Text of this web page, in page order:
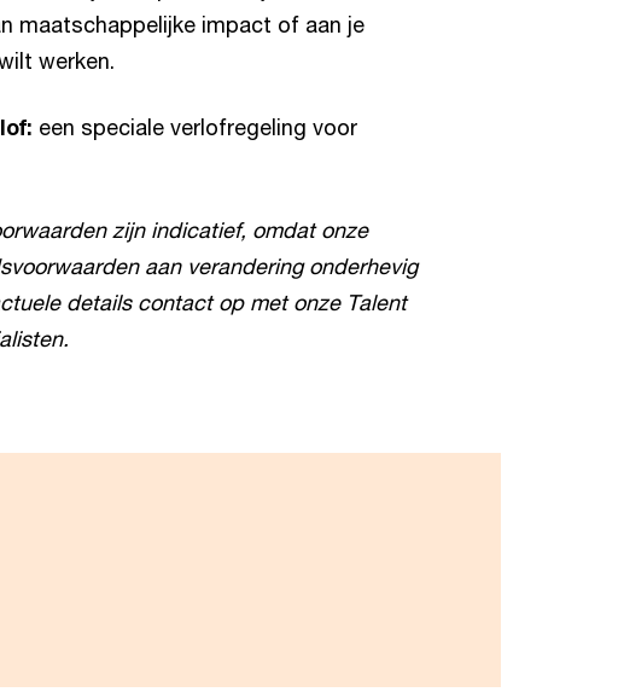
maatschappelijke impact of aan je
werken.
een speciale verlofregeling voor
zijn indicatief, omdat onze
aan verandering onderhevig
details contact op met onze Talent